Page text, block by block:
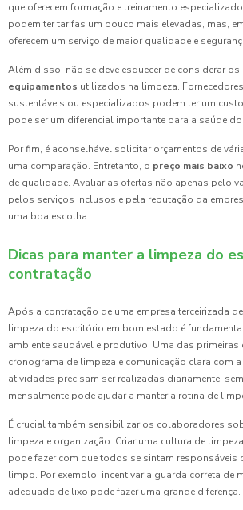
que oferecem formação e treinamento
podem ter tarifas um pouco mais elevadas, mas,
oferecem um serviço de maior qualidade e
Além disso, não se deve esquecer de considerar os
equipamentos utilizados na limpeza.
sustentáveis ou especializados podem ter um
pode ser um diferencial importante para a saúde
Por fim, é aconselhável solicitar orçamentos de
uma comparação. Entretanto, o preço mais baixo
de qualidade. Avaliar as ofertas não apenas pelo
pelos serviços inclusos e pela reputação da
uma boa escolha.
Dicas para manter a limpeza do
contratação
Após a contratação de uma empresa terceirizada
limpeza do escritório em bom estado é
ambiente saudável e produtivo. Uma das primeiras
cronograma de limpeza e comunicação clara com
atividades precisam ser realizadas diariamente,
mensalmente pode ajudar a manter a rotina de
É crucial também sensibilizar os colaboradores
limpeza e organização. Criar uma cultura de
pode fazer com que todos se sintam responsáveis
limpo. Por exemplo, incentivar a guarda correta de
adequado de lixo pode fazer uma grande diferença.